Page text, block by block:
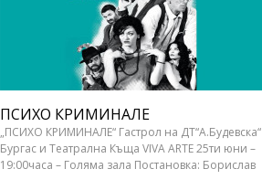
ПСИХО КРИМИНАЛЕ
„ПСИХО КРИМИНАЛЕ“ Гастрол на ДТ“А.Будевска“
Бургас и Театрална Къща VIVA ARTE 25ти юни –
19:00часа – Голяма зала Постановка: Борислав